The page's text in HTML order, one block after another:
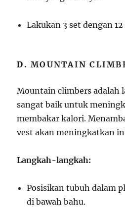
Lakukan 3 set dengan
D.MOUNTAIN
Mountain climbers adalah
sangat baik untuk
membakar kalori.
vest akan meningkatkan
Langkah-langkah:
Posisikan tubuh dalam
di bawah bahu.